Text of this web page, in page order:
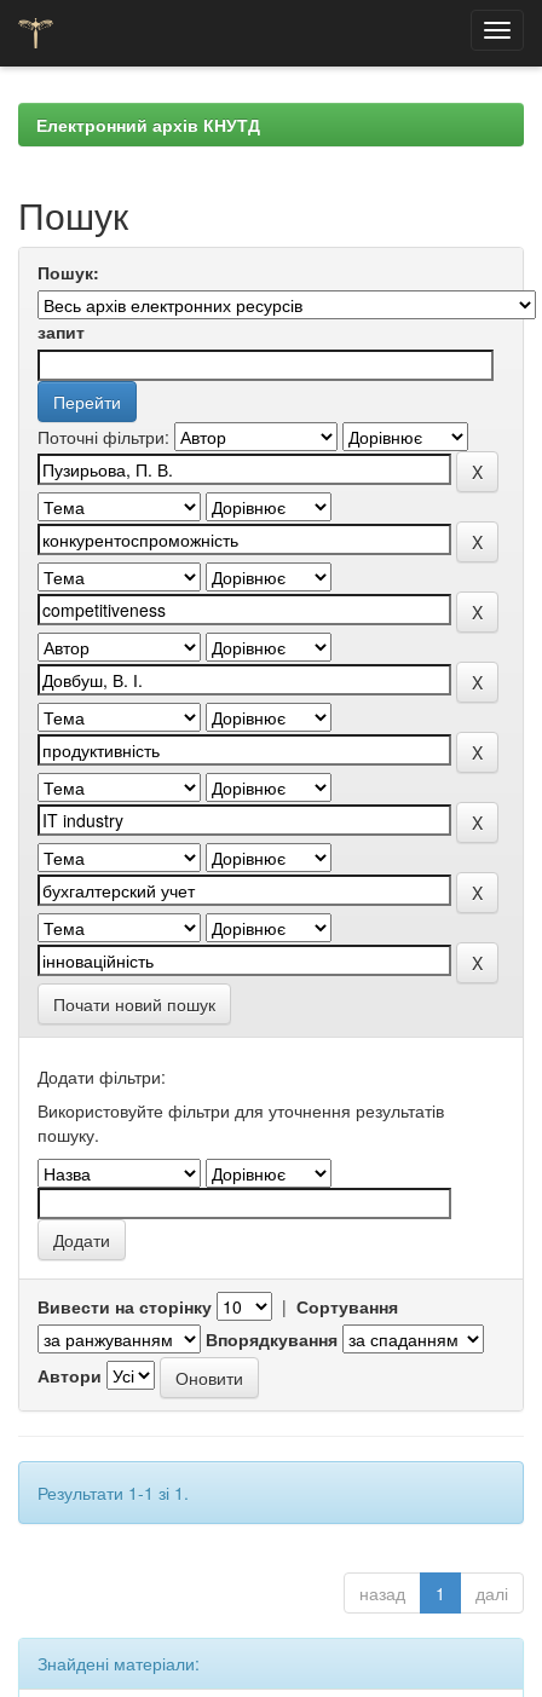
navigationЕлектронний архів КНУТД
Пошук
Пошук:
запит
Поточні фільтри:
Почати новий пошук
Додати фільтри:
Використовуйте фільтри для уточнення результатів
пошуку.
Вивести на сторінку | Сортування
Впорядкування
Автори
Результати 1-1 зі 1.
назад 1 далі
Знайдені матеріали: